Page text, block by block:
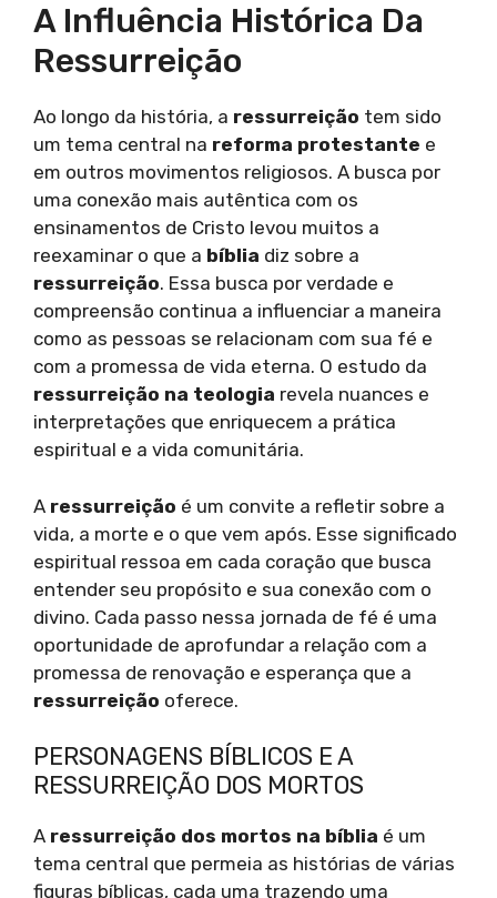
A Influência Histórica Da
Ressurreição
Ao longo da história, a ressurreição tem sido
um tema central na reforma protestante e
em outros movimentos religiosos. A busca por
uma conexão mais autêntica com os
ensinamentos de Cristo levou muitos a
reexaminar o que a bíblia diz sobre a
ressurreição. Essa busca por verdade e
compreensão continua a influenciar a maneira
como as pessoas se relacionam com sua fé e
com a promessa de vida eterna. O estudo da
ressurreição na teologia revela nuances e
interpretações que enriquecem a prática
espiritual e a vida comunitária.
A ressurreição é um convite a refletir sobre a
vida, a morte e o que vem após. Esse significado
espiritual ressoa em cada coração que busca
entender seu propósito e sua conexão com o
divino. Cada passo nessa jornada de fé é uma
oportunidade de aprofundar a relação com a
promessa de renovação e esperança que a
ressurreição oferece.
PERSONAGENS BÍBLICOS E A
RESSURREIÇÃO DOS MORTOS
A ressurreição dos mortos na bíblia é um
tema central que permeia as histórias de várias
figuras bíblicas, cada uma trazendo uma